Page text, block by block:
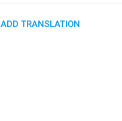
ADD TRANSLATION